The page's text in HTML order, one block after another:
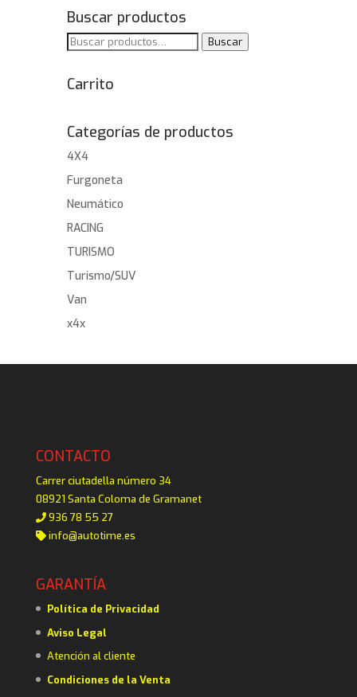
Buscar productos
Buscar
Buscar
Carrito
Categorías de productos
4X4
Furgoneta
Neumático
RACING
TURISMO
Turismo/SUV
Van
x4x
CONTACTO
Carrer ciutadella número 34
08921 Santa Coloma de Gramanet
936 78 55 27
info@autotime.es
GARANTÍA
Política de Privacidad
Aviso Legal
Atención al cliente
Condiciones de la Venta